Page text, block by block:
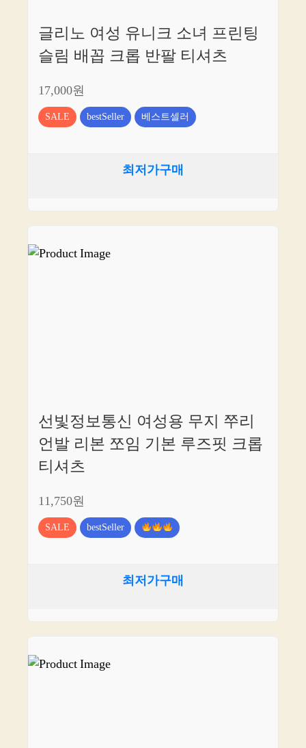
글리노 여성 유니크 소녀 프린팅
슬림 배꼽 크롭 반팔 티셔츠
17,000원
SALE bestSeller 베스트셀러
최저가구매
선빛정보통신 여성용 무지 쭈리
언발 리본 쪼임 기본 루즈핏 크롭
티셔츠
11,750원
SALE bestSeller
최저가구매